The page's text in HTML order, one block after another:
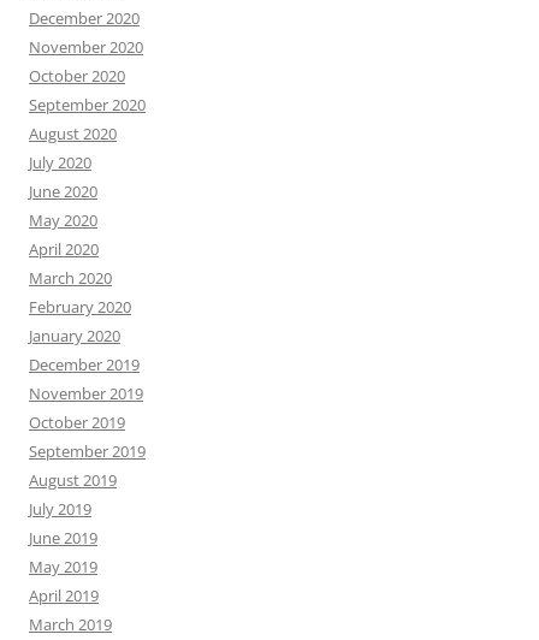
December 2020
November 2020
October 2020
September 2020
August 2020
July 2020
June 2020
May 2020
April 2020
March 2020
February 2020
January 2020
December 2019
November 2019
October 2019
September 2019
August 2019
July 2019
June 2019
May 2019
April 2019
March 2019